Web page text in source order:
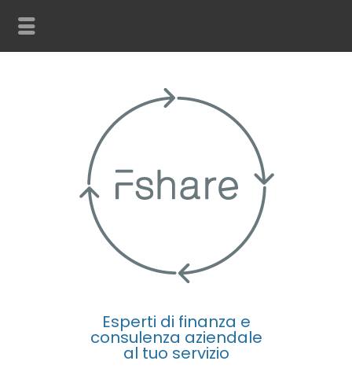
Esperti di finanza e
consulenza aziendale
al tuo servizio